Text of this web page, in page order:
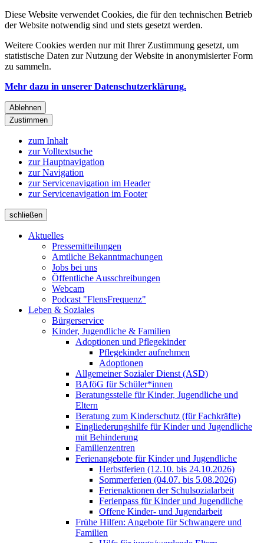
Diese Website verwendet Cookies, die für den technischen Betrieb
der Website notwendig sind und stets gesetzt werden.
Weitere Cookies werden nur mit Ihrer Zustimmung gesetzt, um
statistische Daten zur Nutzung der Website in anonymisierter Form
zu sammeln.
Mehr dazu in unserer Datenschutzerklärung.
Ablehnen
Zustimmen
zum Inhalt
zur Volltextsuche
zur Hauptnavigation
zur Navigation
zur Servicenavigation im Header
zur Servicenavigation im Footer
schließen
Aktuelles
Pressemitteilungen
Amtliche Bekanntmachungen
Jobs bei uns
Öffentliche Ausschreibungen
Webcam
Podcast "FlensFrequenz"
Leben & Soziales
Bürgerservice
Kinder, Jugendliche & Familien
Adoptionen und Pflegekinder
Pflegekinder aufnehmen
Adoptionen
Allgemeiner Sozialer Dienst (ASD)
BAföG für Schüler*innen
Beratungsstelle für Kinder, Jugendliche und
Eltern
Beratung zum Kinderschutz (für Fachkräfte)
Eingliederungshilfe für Kinder und Jugendliche
mit Behinderung
Familienzentren
Ferienangebote für Kinder und Jugendliche
Herbstferien (12.10. bis 24.10.2026)
Sommerferien (04.07. bis 5.08.2026)
Ferienaktionen der Schulsozialarbeit
Ferienpass für Kinder und Jugendliche
Offene Kinder- und Jugendarbeit
Frühe Hilfen: Angebote für Schwangere und
Familien